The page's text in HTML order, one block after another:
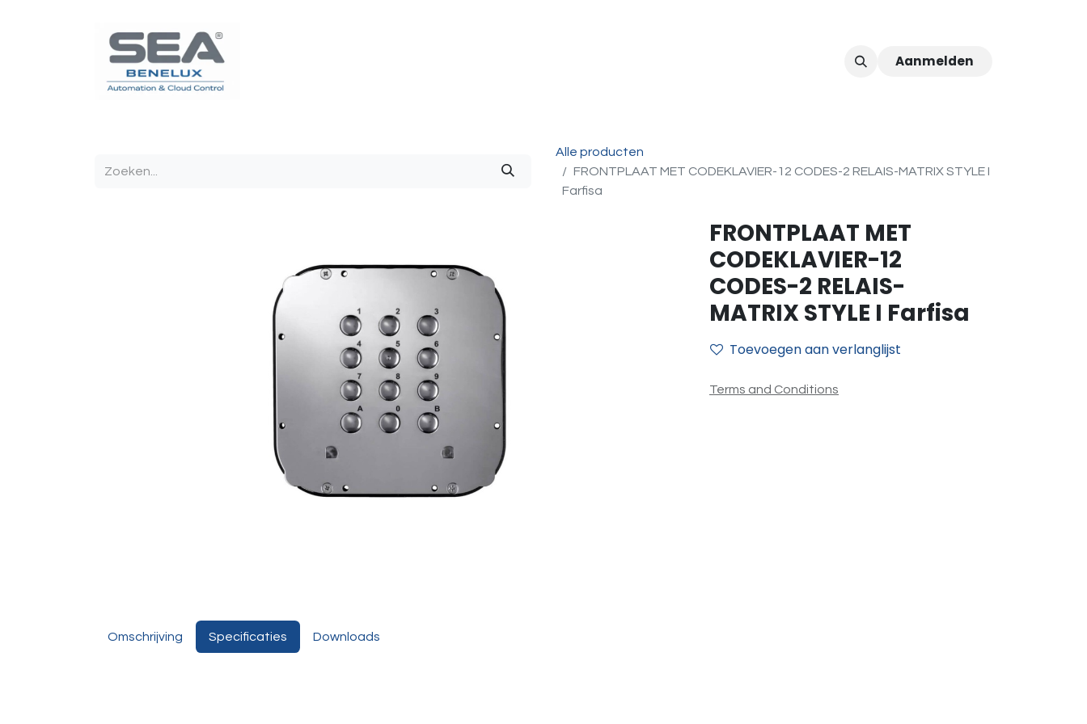
Poortautomatisatie Toegangscontrole Aanmelden
Alle producten
FRONTPLAAT MET CODEKLAVIER-12 CODES-2 RELAIS-MATRIX STYLE I
Farfisa
FRONTPLAAT MET
CODEKLAVIER-12
CODES-2 RELAIS-
MATRIX STYLE I Farfisa
Toevoegen aan verlanglijst
Terms and Conditions
Omschrijving Specificaties Downloads